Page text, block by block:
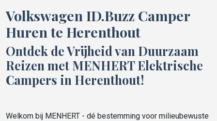
Volkswagen ID.Buzz Camper
Huren te Herenthout
Ontdek de Vrijheid van Duurzaam
Reizen met MENHERT Elektrische
Campers in Herenthout!
Welkom bij MENHERT - dé bestemming voor milieubewuste